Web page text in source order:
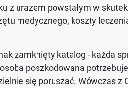
z urazem powstałym w
medycznego, koszty
zamknięty katalog - każda
poszkodowana
się poruszać. Wówczas z